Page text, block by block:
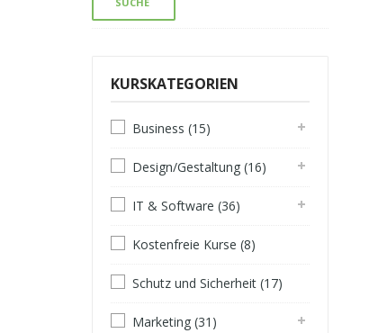
KURSKATEGORIEN
Business (15)
Design/Gestaltung (16)
IT & Software (36)
Kostenfreie Kurse (8)
Schutz und Sicherheit (17)
Marketing (31)